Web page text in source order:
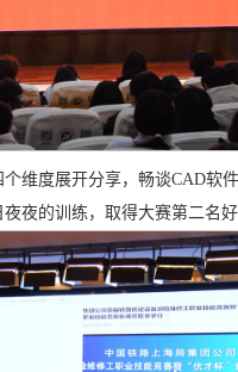
度展开分享，畅谈CAD
夜的训练，取得大赛第二名好